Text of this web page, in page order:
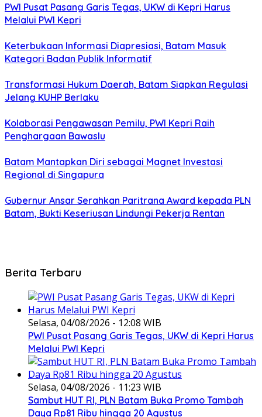
PWI Pusat Pasang Garis Tegas, UKW di Kepri Harus
Melalui PWI Kepri
Keterbukaan Informasi Diapresiasi, Batam Masuk
Kategori Badan Publik Informatif
Transformasi Hukum Daerah, Batam Siapkan Regulasi
Jelang KUHP Berlaku
Kolaborasi Pengawasan Pemilu, PWI Kepri Raih
Penghargaan Bawaslu
Batam Mantapkan Diri sebagai Magnet Investasi
Regional di Singapura
Gubernur Ansar Serahkan Paritrana Award kepada PLN
Batam, Bukti Keseriusan Lindungi Pekerja Rentan
Berita Terbaru
Selasa, 04/08/2026 - 12:08 WIB
PWI Pusat Pasang Garis Tegas, UKW di Kepri Harus
Melalui PWI Kepri
Selasa, 04/08/2026 - 11:23 WIB
Sambut HUT RI, PLN Batam Buka Promo Tambah
Daya Rp81 Ribu hingga 20 Agustus